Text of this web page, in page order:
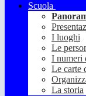
Scuola
I luoghi
Le
I numeri
Le carte
La storia